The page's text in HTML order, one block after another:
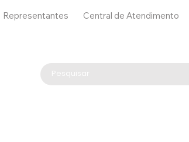
Representantes Central de Atendimento